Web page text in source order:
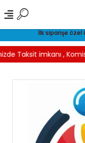
İlk siparişe
Taksit imkanı ,